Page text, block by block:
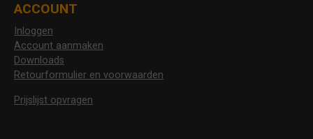
ACCOUNT
Inloggen
Account aanmaken
Downloads
Retourformulier en voorwaarden
Prijslijst opvragen